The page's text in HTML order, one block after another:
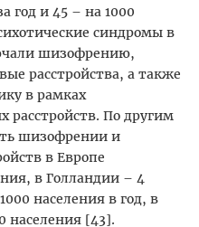
год и 45 – на 1000
синдромы в
шизофрению,
расстройства, а также
в рамках
расстройств. По другим
шизофрении и
в Европе
в Голландии – 4
населения в год, в
населения [43].